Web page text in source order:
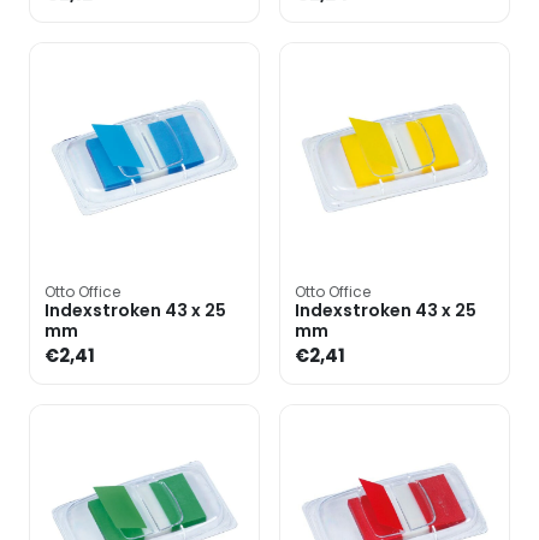
kleuren
Otto Office
Indexstroken 43 x 25
mm
€2,41
Otto Office
Indexstroken 43 x 25
mm
€2,41